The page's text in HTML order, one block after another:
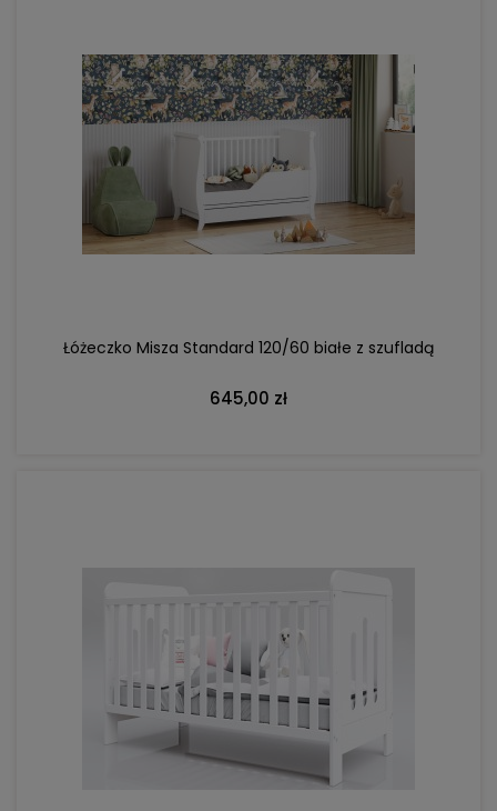
Łóżeczko Misza Standard 120/60 białe z szufladą
645,00 zł
DO KOSZYKA
DO KOSZYKA